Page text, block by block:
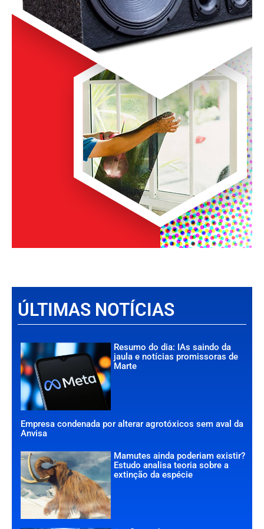
ÚLTIMAS NOTÍCIAS
Resumo do dia: IAs saindo da
jaula e notícias promissoras de
Marte
Empresa condenada por alterar agrotóxicos sem aval da
Anvisa
Mamutes ainda poderiam existir?
Estudo analisa teoria sobre a
extinção da espécie